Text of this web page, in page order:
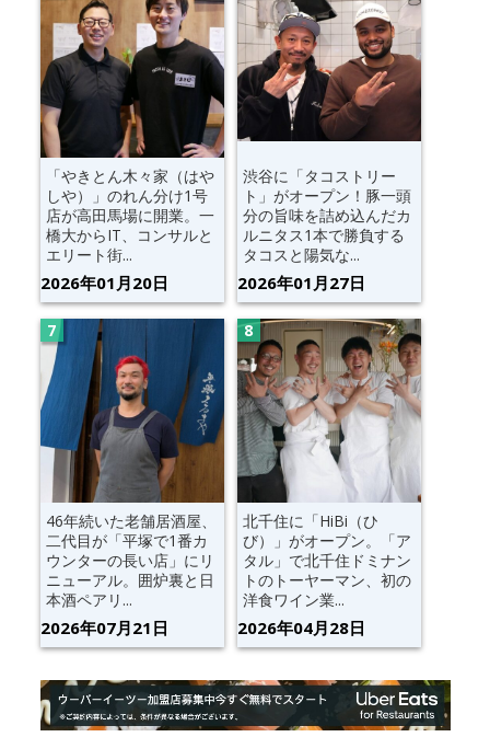
「やきとん木々家（はや
しや）」のれん分け1号
店が高田馬場に開業。一
橋大からIT、コンサルと
エリート街...
2026年01月20日
渋谷に「タコストリー
ト」がオープン！豚一頭
分の旨味を詰め込んだカ
ルニタス1本で勝負する
タコスと陽気な...
2026年01月27日
46年続いた老舗居酒屋、
二代目が「平塚で1番カ
ウンターの長い店」にリ
ニューアル。囲炉裏と日
本酒ペアリ...
2026年07月21日
北千住に「HiBi（ひ
び）」がオープン。「ア
タル」で北千住ドミナン
トのトーヤーマン、初の
洋食ワイン業...
2026年04月28日